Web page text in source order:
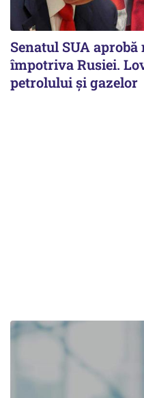
Senatul SUA
împotriva Rusiei.
petrolului și gazelor